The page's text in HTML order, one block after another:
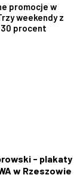
promocje w
weekendy z
procent
- plakaty
w Rzeszowie